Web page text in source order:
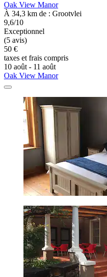
Oak View Manor
À 34,3 km de : Grootvlei
9,6/10
Exceptionnel
(5 avis)
50 €
taxes et frais compris
10 août - 11 août
Oak View Manor